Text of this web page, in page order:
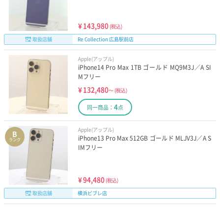
¥143,980 (税込)
取扱店舗
Re Collection 広島駅前店
Apple(アップル)
iPhone14 Pro Max 1TB ゴールド MQ9M3J／A SI
Mフリー
¥132,480～ (税込)
同一商品： 4点
B
ランク
Apple(アップル)
iPhone13 Pro Max 512GB ゴールド MLJV3J／A S
IMフリー
¥94,480 (税込)
取扱店舗
横浜ビブレ店